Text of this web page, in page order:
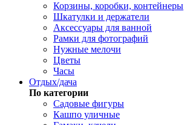
Корзины, коробки, контейнеры
Шкатулки и держатели
Аксессуары для ванной
Рамки для фотографий
Нужные мелочи
Цветы
Часы
Отдых/дача
По категории
Садовые фигуры
Кашпо уличные